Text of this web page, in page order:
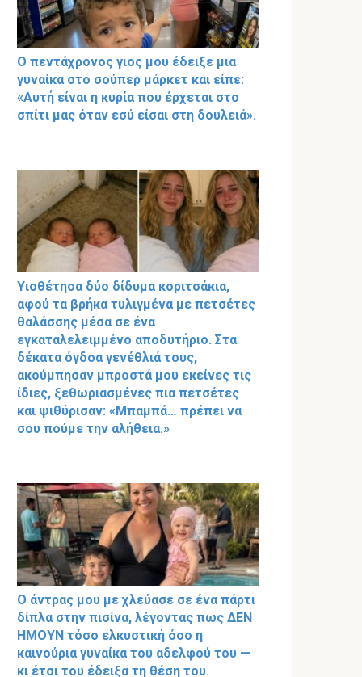
Ο πεντάχρονος γιος μου έδειξε μια
γυναίκα στο σούπερ μάρκετ και είπε:
«Αυτή είναι η κυρία που έρχεται στο
σπίτι μας όταν εσύ είσαι στη δουλειά».
Υιοθέτησα δύο δίδυμα κοριτσάκια,
αφού τα βρήκα τυλιγμένα με πετσέτες
θαλάσσης μέσα σε ένα
εγκαταλελειμμένο αποδυτήριο. Στα
δέκατα όγδοα γενέθλιά τους,
ακούμπησαν μπροστά μου εκείνες τις
ίδιες, ξεθωριασμένες πια πετσέτες
και ψιθύρισαν: «Μπαμπά… πρέπει να
σου πούμε την αλήθεια.»
Ο άντρας μου με χλεύασε σε ένα πάρτι
δίπλα στην πισίνα, λέγοντας πως ΔΕΝ
ΗΜΟΥΝ τόσο ελκυστική όσο η
καινούρια γυναίκα του αδελφού του —
κι έτσι του έδειξα τη θέση του.